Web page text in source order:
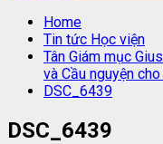
Home
Tin tức Học viện
Tân Giám mục
và Cầu nguyện
DSC_6439
DSC_6439